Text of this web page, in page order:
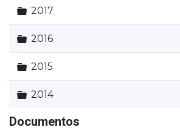
Carpeta
2017
Carpeta
2016
Carpeta
2015
Carpeta
2014
Documentos